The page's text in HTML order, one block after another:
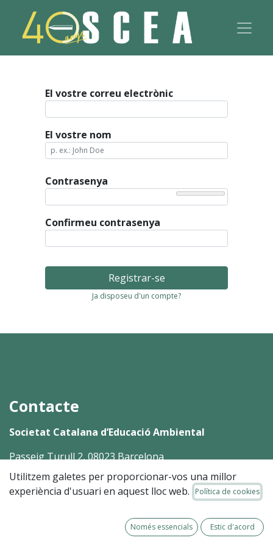
El vostre correu electrònic
El vostre nom
Contrasenya
Confirmeu contrasenya
Registrar-se
Ja disposeu d'un compte?
Contacte
Societat Catalana d’Educació Ambiental
Passeig Turull 2, 08023 Barcelona
93 213 39 45
Utilitzem galetes per proporcionar-vos una millor
experiència d'usuari en aquest lloc web.
Política de cookies
Només essencials Estic d'acord